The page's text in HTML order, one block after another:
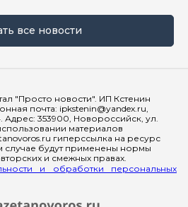
все новости
"Просто новости". ИП Кстенин
почта: ipkstenin@yandex.ru,
Адрес: 353900, Новороссийск, ул.
материалов
гиперссылка на ресурс
случае будут применены нормы
и смежных правах.
и обработки персональных